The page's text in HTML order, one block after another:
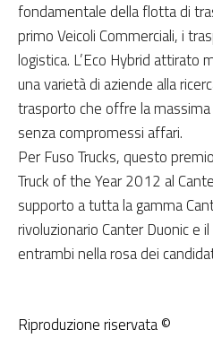
fondamentale della flotta di
primo Veicoli Commerciali, i
logistica. L’Eco Hybrid attirato
una varietà di aziende alla
trasporto che offre la
senza compromessi affari.
Per Fuso Trucks, questo
Truck of the Year 2012 al
supporto a tutta la gamma
rivoluzionario Canter Duonic e
entrambi nella rosa dei
Riproduzione riservata ©